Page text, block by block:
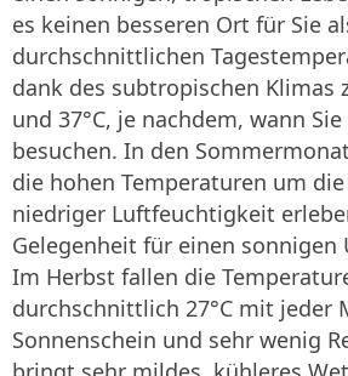
es keinen besseren Ort für Sie
durchschnittlichen
dank des subtropischen Klimas
und 37°C, je nachdem, wann
besuchen. In den
die hohen Temperaturen um die
niedriger Luftfeuchtigkeit
Gelegenheit für einen
Im Herbst fallen die
durchschnittlich 27°C mit jeder
Sonnenschein und sehr wenig